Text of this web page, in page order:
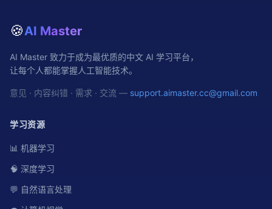
🍪AI Master
AI Master 致力于成为最优质的中文 AI 学习平台，
让每个人都能掌握人工智能技术。
意见 · 内容纠错 · 需求 · 交流 — support.aimaster.cc@gmail.com
学习资源
📊 机器学习
🧠 深度学习
💬 自然语言处理